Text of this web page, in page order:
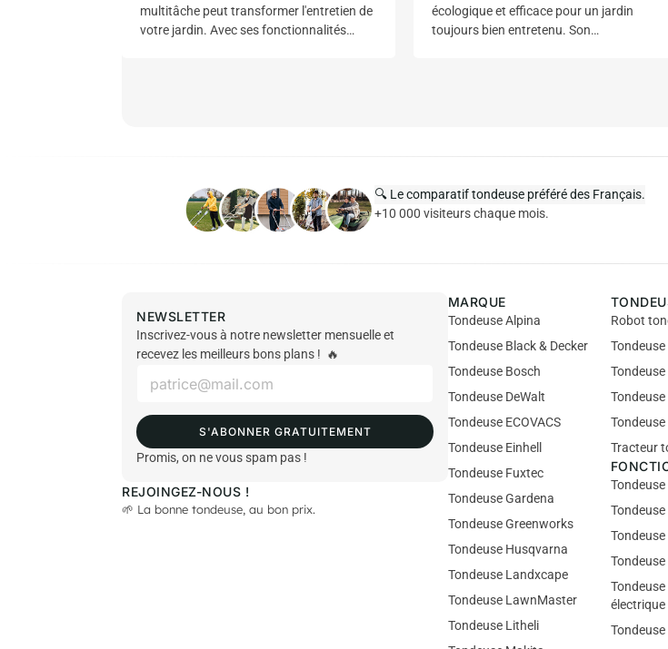
multitâche peut transformer l'entretien de
votre jardin. Avec ses fonctionnalités
écologique et efficace pour un jardin
toujours bien entretenu. Son
🔍 Le comparatif tondeuse préféré des Français.
+10 000 visiteurs chaque mois.
NEWSLETTER
Inscrivez-vous à notre newsletter mensuelle et
recevez les meilleurs bons plans ! 🔥
i
l
*
S'ABONNER GRATUITEMENT
Promis, on ne vous spam pas !
REJOINGEZ-NOUS !
🌱 La bonne tondeuse, au bon prix.
MARQUE
Tondeuse Alpina
Tondeuse Black & Decker
Tondeuse Bosch
Tondeuse DeWalt
Tondeuse ECOVACS
Tondeuse Einhell
Tondeuse Fuxtec
Tondeuse Gardena
Tondeuse Greenworks
Tondeuse Husqvarna
Tondeuse Landxcape
Tondeuse LawnMaster
Tondeuse Litheli
Robot
Tracteur
Tondeuse
électrique
Tondeuse